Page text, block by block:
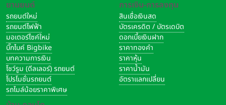
ยานยนต์
รถยนต์ใหม่
รถยนต์ไฟฟ้า
มอเตอร์ไซค์ใหม่
บิ๊กไบค์ Bigbike
บทความการเงิน
โชว์รูม (ดีลเลอร์) รถยนต์
โปรโมชั่นรถยนต์
รถไมล์น้อยราคาพิเศษ
การเงิน-การลงทุน
สินเชื่อเงินสด
บัตรเครดิต / บัตรเดบิต
ดอกเบี้ยเงินฝาก
ราคาทองคำ
ราคาหุ้น
ราคาน้ำมัน
อัตราแลกเปลี่ยน